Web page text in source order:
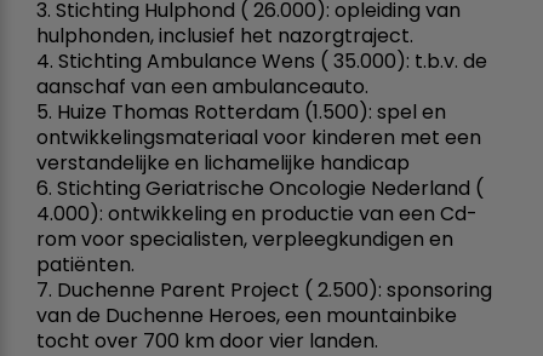
3. Stichting Hulphond ( 26.000): opleiding van
hulphonden, inclusief het nazorgtraject.
4. Stichting Ambulance Wens ( 35.000): t.b.v. de
aanschaf van een ambulanceauto.
5. Huize Thomas Rotterdam (1.500): spel en
ontwikkelingsmateriaal voor kinderen met een
verstandelijke en lichamelijke handicap
6. Stichting Geriatrische Oncologie Nederland (
4.000): ontwikkeling en productie van een Cd-
rom voor specialisten, verpleegkundigen en
patiënten.
7. Duchenne Parent Project ( 2.500): sponsoring
van de Duchenne Heroes, een mountainbike
tocht over 700 km door vier landen.